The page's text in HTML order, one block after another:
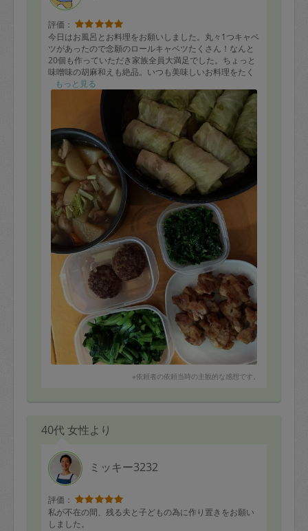
評価：
今日はお風呂とお料理をお願いしました。丸々1つキャベ
ツがあったので念願のロールキャベツたくさん！なんと
20個も作っていただき家族全員大満足でした。ちょっと
味噌味の胡麻和えも絶品。いつも美味しいお料理をたく
さんありがとうございます。
もっと見る
※依頼者の依頼当時の主観的な感想です。
40代 女性より
ミッキー3232
評価：
私が不在の間、残る夫と子どもの為に作り置きをお願い
しました。